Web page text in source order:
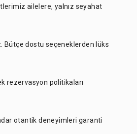
ailelere, yalnız seyahat
Bütçe dostu seçeneklerden lüks
rezervasyon politikaları
otantik deneyimleri garanti